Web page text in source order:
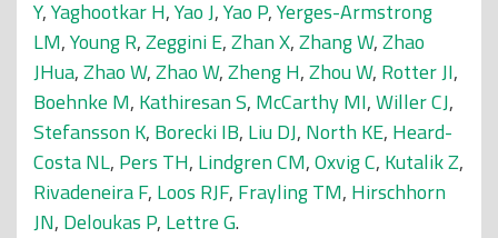
Y,Yaghootkar H,Yao J,Yao P,Yerges-Armstrong
LM,Young R,Zeggini E,Zhan X,Zhang W,Zhao
JHua,Zhao W,Zhao W,Zheng H,Zhou W, Rotter JI,
Boehnke M, Kathiresan S, McCarthy MI,Willer CJ,
Stefansson K, Borecki IB, Liu DJ, North KE, Heard-
Costa NL, Pers TH, Lindgren CM,Oxvig C, Kutalik Z,
Rivadeneira F, Loos RJF, Frayling TM, Hirschhorn
JN, Deloukas P, Lettre G.